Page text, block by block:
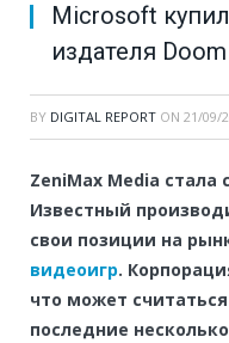
Microsoft
издателя
BY DIGITAL REPORT ON 21/09/
ZeniMax Media стала
Известный
свои позиции на
видеоигр.
что может
последние